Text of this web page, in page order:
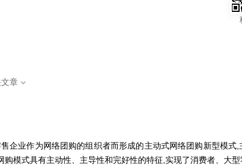
章
企业作为网络团购的组织者而形成的主动式网络团购新型模
模式具有主动性、主导性和完好性的特征,实现了消费者、大